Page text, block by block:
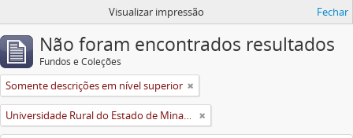
Visualizar impressão Fechar
Não foram encontrados resultados
Fundos e Coleções
Somente descrições em nível superior
Universidade Rural do Estado de Minas Gerais (Uremg)